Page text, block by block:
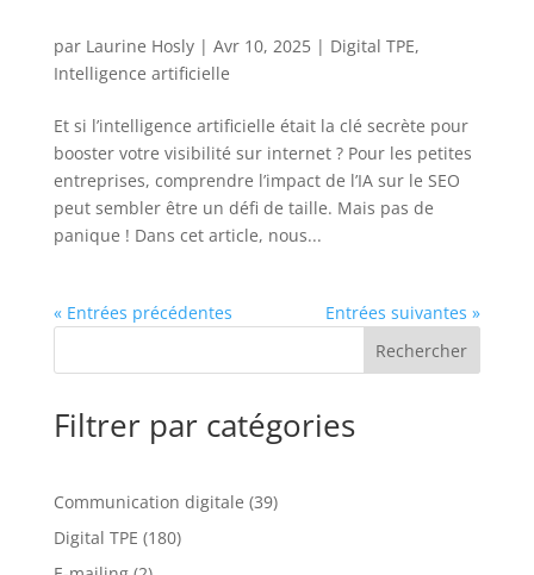
par Laurine Hosly| Avr 10, 2025| Digital TPE,
Intelligence artificielle
Et si l’intelligence artificielle était la clé secrète pour
booster votre visibilité sur internet ? Pour les petites
entreprises, comprendre l’impact de l’IA sur le SEO
peut sembler être un défi de taille. Mais pas de
panique ! Dans cet article, nous...
« Entrées précédentes
Entrées suivantes »
Rechercher
Filtrer par catégories
Communication digitale (39)
Digital TPE (180)